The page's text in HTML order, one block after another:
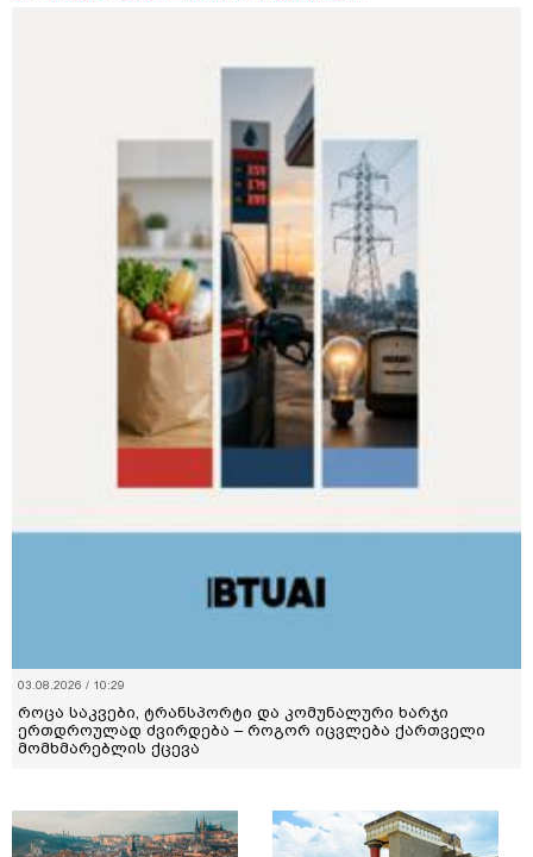
03.08.2026 / 10:29
როცა საკვები, ტრანსპორტი და კომუნალური ხარჯი
ერთდროულად ძვირდება – როგორ იცვლება ქართველი
მომხმარებლის ქცევა